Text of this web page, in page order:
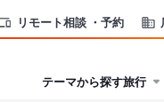
リモート相談 ・予約
テーマから探す旅行